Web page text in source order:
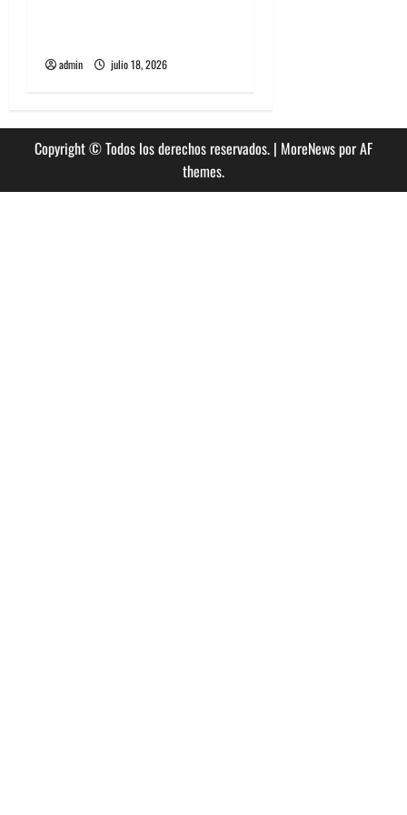
admin julio 18, 2026
Copyright © Todos los derechos reservados. | MoreNewspor AF
themes.